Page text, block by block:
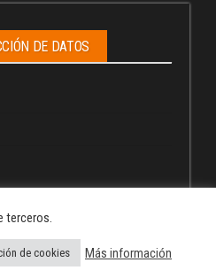
DE DATOS
terceros.
de cookies Más información